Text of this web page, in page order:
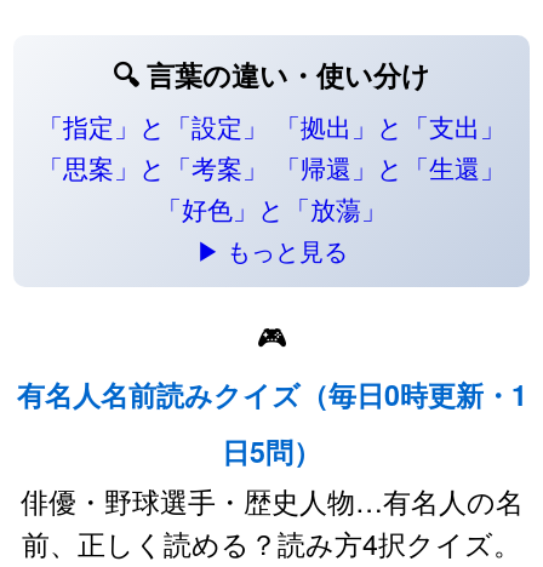
🔍 言葉の違い・使い分け
「指定」と「設定」
「拠出」と「支出」
「思案」と「考案」
「帰還」と「生還」
「好色」と「放蕩」
▶ もっと見る
🎮
有名人名前読みクイズ（毎日0時更新・1
日5問）
俳優・野球選手・歴史人物…有名人の名
前、正しく読める？読み方4択クイズ。